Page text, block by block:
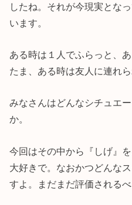
したね。それが今現実とな
います。
ある時は１人でふらっと、
たま、ある時は友人に連れら
みなさんはどんなシチュエ
か。
今回はその中から『しげ』
大好きで。なおかつどんな
すよ。まだまだ評価されるべ